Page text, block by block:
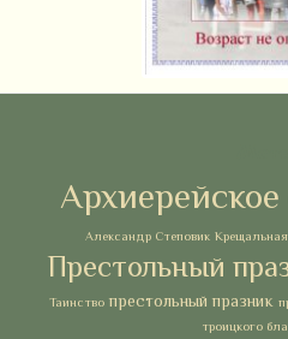
Александр Степовик
Престольный
Таинство престольный празник
троицкого